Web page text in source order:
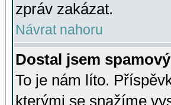
zpráv zakázat.
Návrat nahoru
Dostal jsem
To je nám líto.
kterými se snažíme